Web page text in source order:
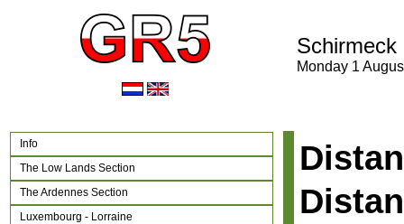
Schirmeck
Monday 1
Info
The Low Lands Section
The Ardennes Section
Luxembourg - Lorraine